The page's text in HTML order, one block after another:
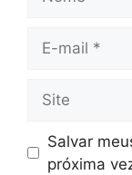
Salvar
próxima